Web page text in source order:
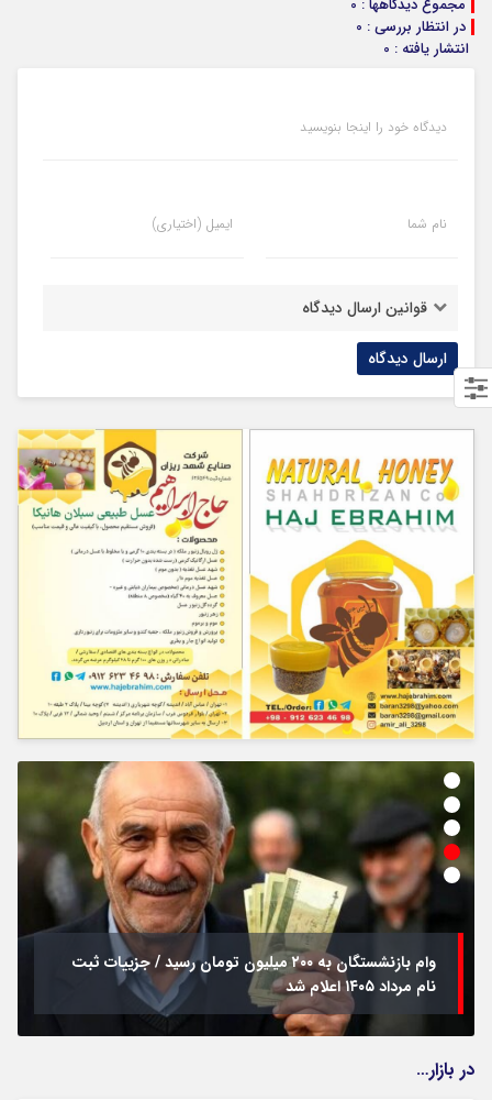
مجموع دیدگاهها : 0
در انتظار بررسی : 0
انتشار یافته : 0
دیدگاه خود را اینجا بنویسید
نام شما ایمیل (اختیاری)
قوانین ارسال دیدگاه
وام بازنشستگان به ۲۰۰ میلیون تومان رسید / جزییات ثبت
نام مرداد ۱۴۰۵ اعلام شد
در بازار…